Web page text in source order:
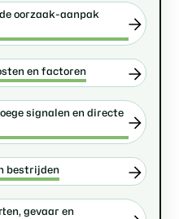
oorzaak-aanpak
en factoren
signalen en directe
bestrijden
gevaar en